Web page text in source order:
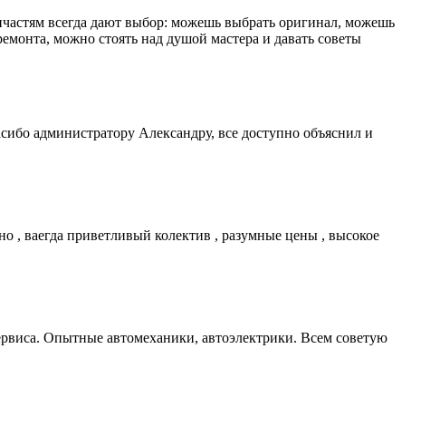
всегда дают выбор: можешь выбрать оригинал, можешь
можно стоять над душой мастера и давать советы
администратору Александру, все доступно объяснил и
, ваегда приветливый колектив , разумные цены , высокое
Опытные автомеханики, автоэлектрики. Всем советую